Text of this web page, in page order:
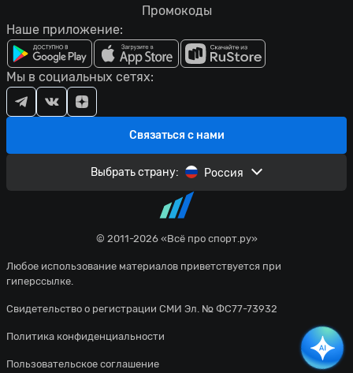
© 2011-2026 «Всё про спорт.ру»
Любое использование материалов приветствуется при
гиперссылке.
Свидетельство о регистрации СМИ Эл. № ФС77-73932
Политика конфиденциальности
Пользовательское соглашение
Промокоды
Наше приложение:
Связаться с нами
Мы в социальных сетях:
Выбрать страну: Россия